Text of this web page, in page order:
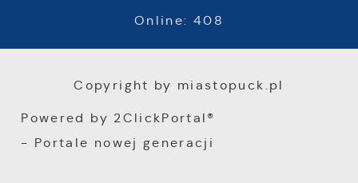
Online: 408
Copyright by miastopuck.pl
Powered by 2ClickPortal®
- Portale nowej generacji